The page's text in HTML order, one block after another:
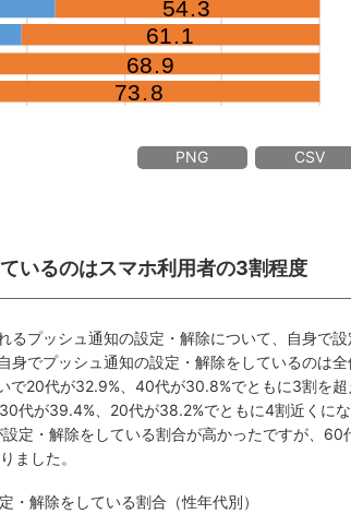
PNG CSV
いるのはスマホ利用者の3割程度
るプッシュ通知の設定・解除について、自身で設
身でプッシュ通知の設定・解除をしているのは全
20代が32.9%、40代が30.8%でともに3割を超
代が39.4%、20代が38.2%でともに4割近くにな
定・解除をしている割合が高かったですが、60
ました。
・解除をしている割合（性年代別）